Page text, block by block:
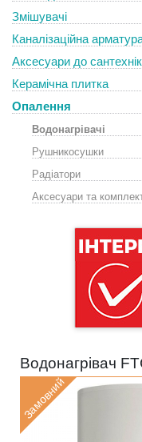
Змішувачі
Каналізаційна
Аксесуари до
Керамічна плитка
Опалення
Водонагрівачі
Рушникосушки
Радіатори
Аксесуари та
Водонагрівач
Замовний